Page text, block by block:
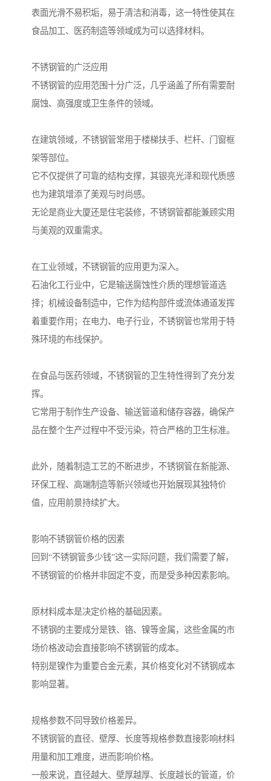
表面光滑不易积垢，易于清洁和消毒，这一特性使其在
食品加工、医药制造等领域成为可以选择材料。
不锈钢管的广泛应用
不锈钢管的应用范围十分广泛，几乎涵盖了所有需要耐
腐蚀、高强度或卫生条件的领域。
在建筑领域，不锈钢管常用于楼梯扶手、栏杆、门窗框
架等部位。
它不仅提供了可靠的结构支撑，其银亮光泽和现代质感
也为建筑增添了美观与时尚感。
无论是商业大厦还是住宅装修，不锈钢管都能兼顾实用
与美观的双重需求。
在工业领域，不锈钢管的应用更为深入。
石油化工行业中，它是输送腐蚀性介质的理想管道选
择；机械设备制造中，它作为结构部件或流体通道发挥
着重要作用；在电力、电子行业，不锈钢管也常用于特
殊环境的布线保护。
在食品与医药领域，不锈钢管的卫生特性得到了充分发
挥。
它常用于制作生产设备、输送管道和储存容器，确保产
品在整个生产过程中不受污染，符合严格的卫生标准。
此外，随着制造工艺的不断进步，不锈钢管在新能源、
环保工程、高端制造等新兴领域也开始展现其独特价
值，应用前景持续扩大。
影响不锈钢管价格的因素
回到“不锈钢管多少钱”这一实际问题，我们需要了解，
不锈钢管的价格并非固定不变，而是受多种因素影响。
原材料成本是决定价格的基础因素。
不锈钢的主要成分是铁、铬、镍等金属，这些金属的市
场价格波动会直接影响不锈钢管的成本。
特别是镍作为重要合金元素，其价格变化对不锈钢成本
影响显著。
规格参数不同导致价格差异。
不锈钢管的直径、壁厚、长度等规格参数直接影响材料
用量和加工难度，进而影响价格。
一般来说，直径越大、壁厚越厚、长度越长的管道，价